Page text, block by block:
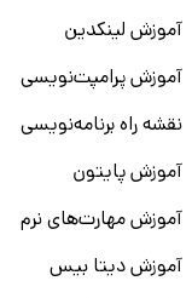
آموزش لینکدین
آموزش پرامپت‌نویسی
نقشه راه برنامه‌نویسی
آموزش پایتون
آموزش مهارت‌های نرم
آموزش دیتا بیس